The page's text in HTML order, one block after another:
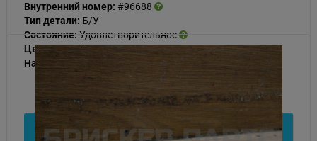
Внутренний номер: #96688
Тип детали: Б/У
Состояние: Удовлетворительное
Цвет:Белый
Наличие:
1 000
Подробнее